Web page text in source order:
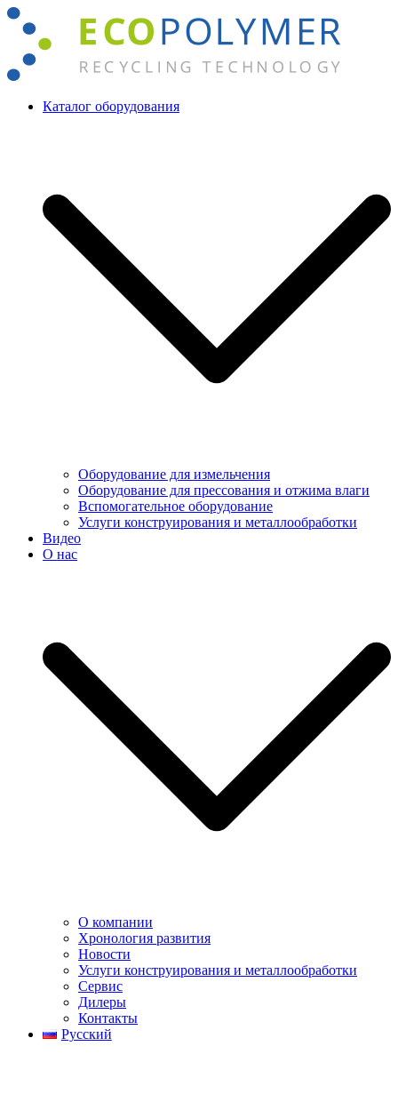
Перейти
содержимому
Каталог оборудования
Оборудование для измельчения
Оборудование для прессования и отжима влаги
Вспомогательное оборудование
Услуги конструирования и металлообработки
Видео
О нас
О компании
Хронология развития
Новости
Услуги конструирования и металлообработки
Сервис
Дилеры
Контакты
Русский